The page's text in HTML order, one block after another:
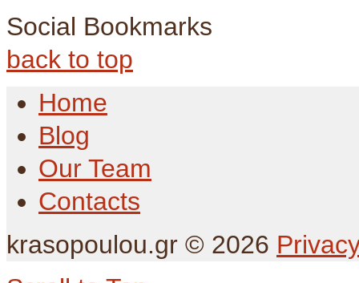
Social Bookmarks
back to top
Home
Blog
Our Team
Contacts
krasopoulou.gr © 2026